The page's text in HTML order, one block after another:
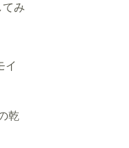
てみ
イ
乾